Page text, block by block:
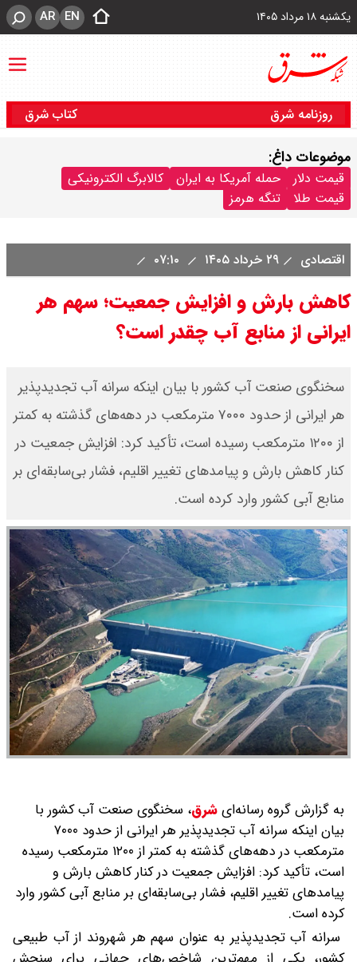
یکشنبه ۱۸ مرداد ۱۴۰۵ EN
AR
روزنامه شرق کتاب شرق
موضوعات داغ:
قیمت دلار حمله آمریکا به ایران
کالابرگ الکترونیکی
قیمت طلا
تنگه هرمز
اقتصادی ۲۹ خرداد ۱۴۰۵
کاهش بارش و افزایش جمعیت؛ سهم هر
ایرانی از منابع آب چقدر است؟
سخنگوی صنعت آب کشور با بیان اینکه سرانه آب تجدیدپذیر
هر ایرانی از حدود ۷۰۰۰ مترمکعب در دهه‌های گذشته به کمتر
از ۱۲۰۰ مترمکعب رسیده است، تأکید کرد: افزایش جمعیت در
کنار کاهش بارش و پیامدهای تغییر اقلیم، فشار بی‌سابقه‌ای بر
منابع آبی کشور وارد کرده است.
به گزارش گروه رسانه‌ایشرق، سخنگوی صنعت آب کشور با
بیان اینکه سرانه آب تجدیدپذیر هر ایرانی از حدود ۷۰۰۰
مترمکعب در دهه‌های گذشته به کمتر از ۱۲۰۰ مترمکعب رسیده
است، تأکید کرد: افزایش جمعیت در کنار کاهش بارش و
پیامدهای تغییر اقلیم، فشار بی‌سابقه‌ای بر منابع آبی کشور وارد
کرده است.
سرانه آب تجدیدپذیر به عنوان سهم هر شهروند از آب طبیعی